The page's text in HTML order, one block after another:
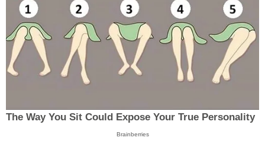
The Way You Sit Could Expose Your True Personality
Brainberries